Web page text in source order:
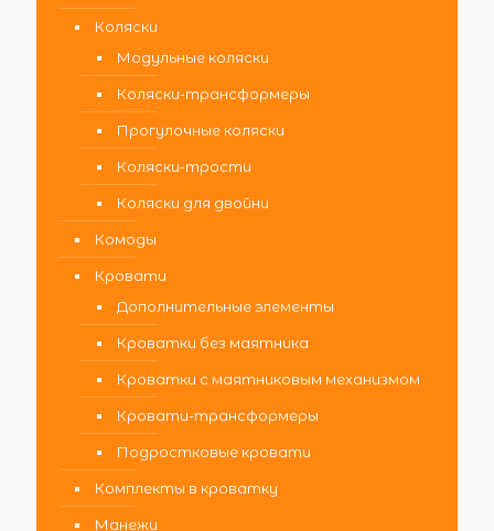
Коляски
Модульные коляски
Коляски-трансформеры
Прогулочные коляски
Коляски-трости
Коляски для двойни
Комоды
Кровати
Дополнительные элементы
Кроватки без маятника
Кроватки с маятниковым механизмом
Кровати-трансформеры
Подростковые кровати
Комплекты в кроватку
Манежи